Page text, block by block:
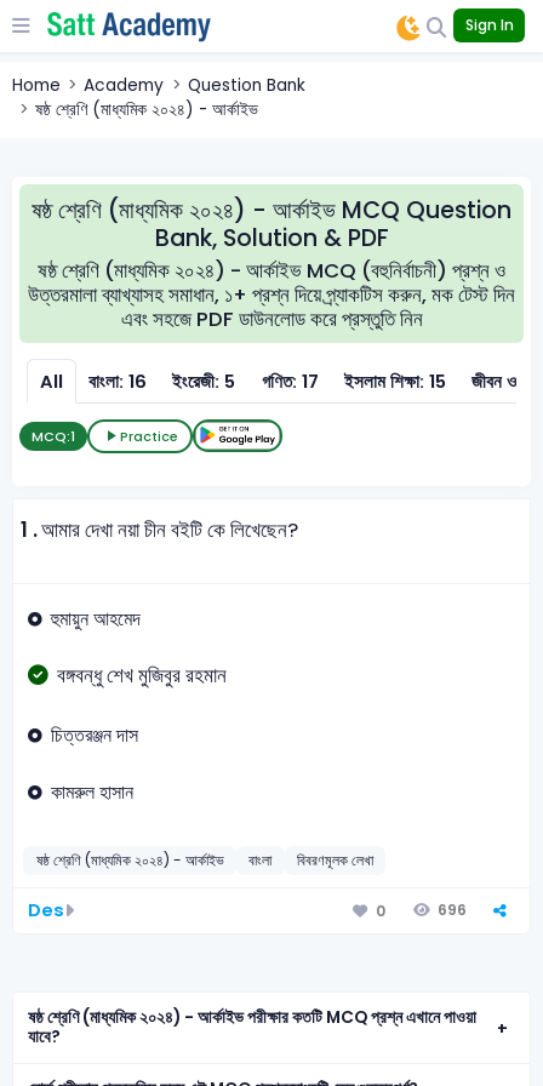
Sign In
Home Academy
Question Bank
ষষ্ঠ শ্রেণি (মাধ্যমিক ২০২৪) - আর্কাইভ
ষষ্ঠ শ্রেণি (মাধ্যমিক ২০২৪) - আর্কাইভ MCQ Question
Bank, Solution & PDF
ষষ্ঠ শ্রেণি (মাধ্যমিক ২০২৪) - আর্কাইভ MCQ (বহুনির্বাচনী) প্রশ্ন ও
উত্তরমালা ব্যাখ্যাসহ সমাধান, ১+ প্রশ্ন দিয়ে প্র্যাকটিস করুন, মক টেস্ট দিন
এবং সহজে PDF ডাউনলোড করে প্রস্তুতি নিন
All বাংলা: 16 ইংরেজী: 5 গণিত: 17 ইসলাম শিক্ষা: 15 জীবন ও
MCQ:1 Practice
1 .আমার দেখা নয়া চীন বইটি কে লিখেছেন?
হুমায়ুন আহমেদ
বঙ্গবন্ধু শেখ মুজিবুর রহমান
চিত্তরঞ্জন দাস
কামরুল হাসান
ষষ্ঠ শ্রেণি (মাধ্যমিক ২০২৪) - আর্কাইভ বাংলা বিবরণমূলক লেখা
Des 0 696
ষষ্ঠ শ্রেণি (মাধ্যমিক ২০২৪) - আর্কাইভ পরীক্ষার কতটি MCQ প্রশ্ন এখানে পাওয়া
যাবে?